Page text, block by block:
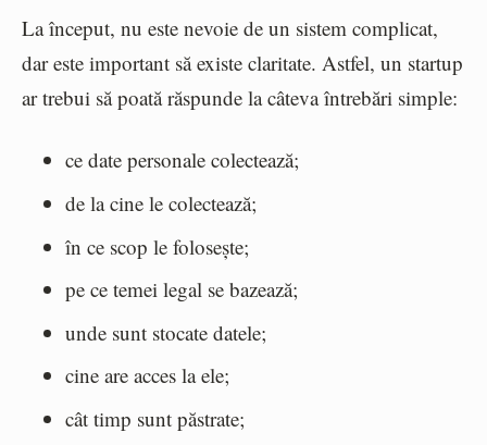
La început, nu este nevoie de un sistem complicat,
dar este important să existe claritate. Astfel, un startup
ar trebui să poată răspunde la câteva întrebări simple:
ce date personale colectează;
de la cine le colectează;
în ce scop le folosește;
pe ce temei legal se bazează;
unde sunt stocate datele;
cine are acces la ele;
cât timp sunt păstrate;